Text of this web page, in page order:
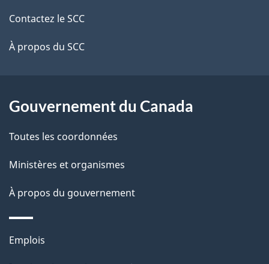
l
s
e
p
a
de
ce
Contactez le SCC
À propos du SCC
Gouvernement du Canada
Toutes les coordonnées
Ministères et organismes
À propos du gouvernement
Thèmes
Emplois